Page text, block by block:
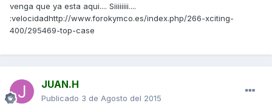
venga que ya esta aqui.... Siiiiiiii....
:velocidadhttp://www.forokymco.es/index.php/266-xciting-
400/295469-top-case
JUAN.H
Publicado 3 de Agosto del 2015